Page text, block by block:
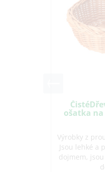
ošatka
Výrobky z
Jsou lehké a
dojmem,